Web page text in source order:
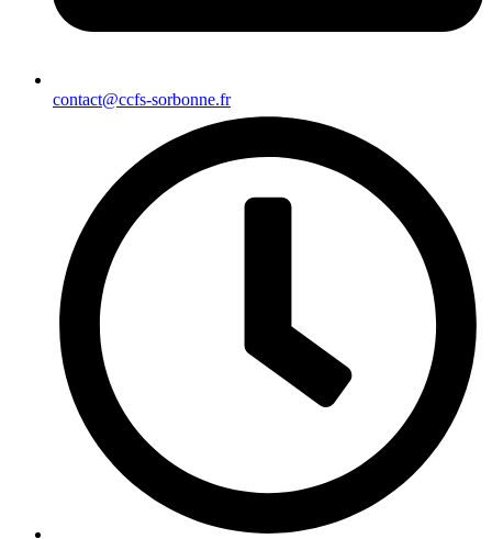
contact@ccfs-sorbonne.fr